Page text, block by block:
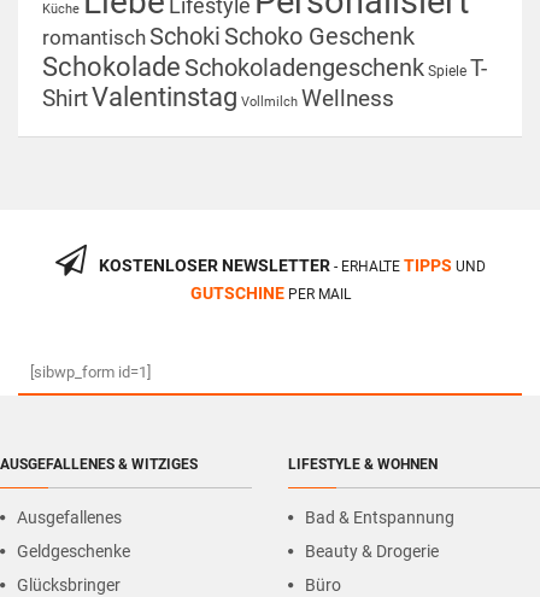
Küche Lifestyle
romantisch Schoki Schoko Geschenk
Schokolade Schokoladengeschenk Spiele T-
ShirtValentinstag Vollmilch Wellness
KOSTENLOSER NEWSLETTER- ERHALTE TIPPS UND
GUTSCHINEPER MAIL
[sibwp_form id=1]
AUSGEFALLENES & WITZIGES
Ausgefallenes
Geldgeschenke
Glücksbringer
LIFESTYLE & WOHNEN
Bad & Entspannung
Beauty & Drogerie
Büro